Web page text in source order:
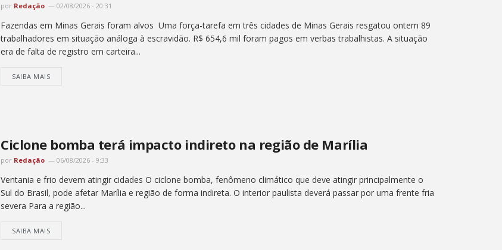
por Redação 02/08/2026 - 20:31
Fazendas em Minas Gerais foram alvos Uma força-tarefa em três cidades de Minas Gerais resgatou ontem 89
trabalhadores em situação análoga à escravidão. R$ 654,6 mil foram pagos em verbas trabalhistas. A situação
era de falta de registro em carteira...
SAIBA MAIS
Ciclone bomba terá impacto indireto na região de Marília
por Redação 06/08/2026 - 9:33
Ventania e frio devem atingir cidades O ciclone bomba, fenômeno climático que deve atingir principalmente o
Sul do Brasil, pode afetar Marília e região de forma indireta. O interior paulista deverá passar por uma frente fria
severa Para a região...
SAIBA MAIS